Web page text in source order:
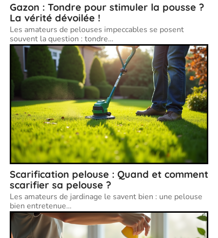
Gazon : Tondre pour stimuler la pousse ?
La vérité dévoilée !
Les amateurs de pelouses impeccables se posent
souvent la question : tondre…
Scarification pelouse : Quand et comment
scarifier sa pelouse ?
Les amateurs de jardinage le savent bien : une pelouse
bien entretenue…